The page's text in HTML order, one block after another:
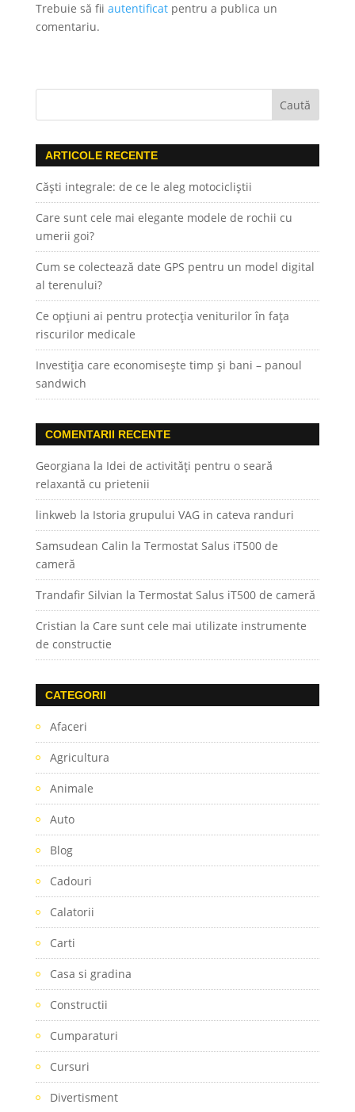
Trebuie să fii autentificatpentru a publica un
comentariu.
ARTICOLE RECENTE
Căști integrale: de ce le aleg motocicliștii
Care sunt cele mai elegante modele de rochii cu
umerii goi?
Cum se colectează date GPS pentru un model digital
al terenului?
Ce opțiuni ai pentru protecția veniturilor în fața
riscurilor medicale
Investiția care economisește timp și bani – panoul
sandwich
COMENTARII RECENTE
Georgiana la Idei de activități pentru o seară
relaxantă cu prietenii
linkweb la Istoria grupului VAG in cateva randuri
Samsudean Calin la Termostat Salus iT500 de
cameră
Trandafir Silvian la Termostat Salus iT500 de cameră
Cristian la Care sunt cele mai utilizate instrumente
de constructie
CATEGORII
Afaceri
Agricultura
Animale
Auto
Blog
Cadouri
Calatorii
Carti
Casa si gradina
Constructii
Cumparaturi
Cursuri
Divertisment